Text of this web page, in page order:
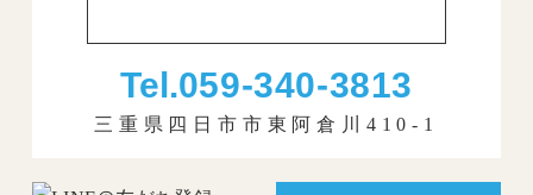
Tel.059-340-3813
三重県四日市市東阿倉川410-1